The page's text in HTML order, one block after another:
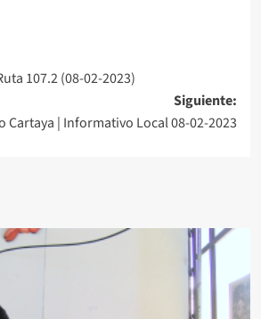
107.2 (08-02-2023)
Siguiente:
Cartaya | Informativo Local 08-02-2023